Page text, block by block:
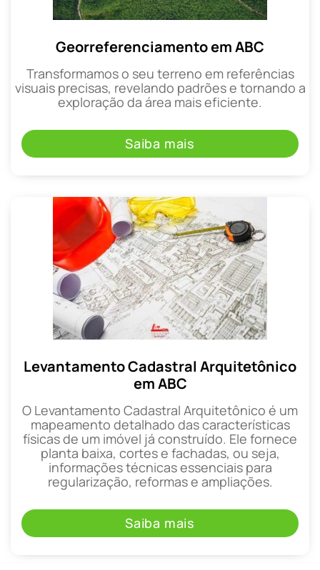
Georreferenciamento em ABC
Transformamos o seu terreno em referências
visuais precisas, revelando padrões e tornando a
exploração da área mais eficiente.
Saiba mais
Levantamento Cadastral Arquitetônico
em ABC
O Levantamento Cadastral Arquitetônico é um
mapeamento detalhado das características
físicas de um imóvel já construído. Ele fornece
planta baixa, cortes e fachadas, ou seja,
informações técnicas essenciais para
regularização, reformas e ampliações.
Saiba mais